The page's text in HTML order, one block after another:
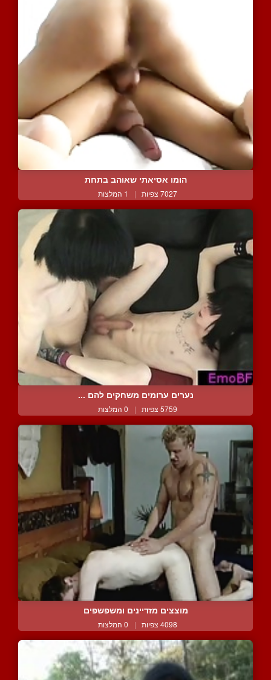
הומו אסיאתי שאוהב בתחת
7027 צפיות | 1 המלצות
נערים ערומים משחקים להם ...
5759 צפיות | 0 המלצות
מוצצים מזדיינים ומשפשפים
4098 צפיות | 0 המלצות